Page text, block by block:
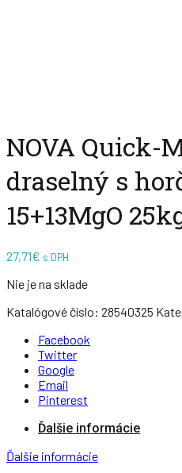
NOVA Quick-
draselný s
15+13MgO
27,71€ s DPH
Nie je na sklade
Katalógové číslo: 28540325
Facebook
Twitter
Google
Email
Pinterest
Ďalšie informácie
Ďalšie informácie